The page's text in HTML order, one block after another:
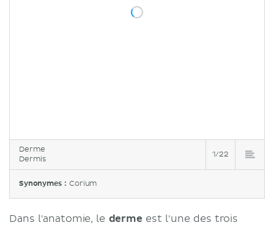
Derme
Dermis
1/22
Synonymes :Corium
Dans l'anatomie, le derme est l'une des trois